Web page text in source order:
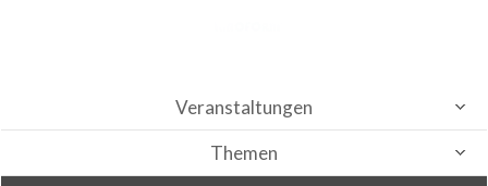
Veranstaltungen
Themen